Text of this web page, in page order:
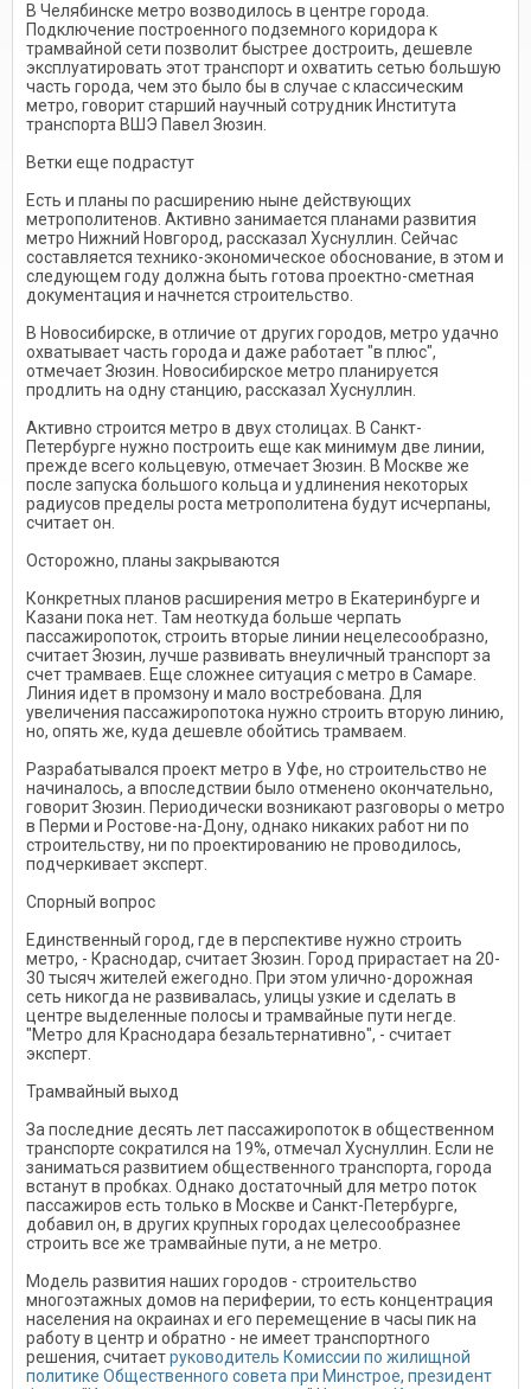
В Челябинске метро возводилось в центре города.
Подключение построенного подземного коридора к
трамвайной сети позволит быстрее достроить, дешевле
эксплуатировать этот транспорт и охватить сетью большую
часть города, чем это было бы в случае с классическим
метро, говорит старший научный сотрудник Института
транспорта ВШЭ Павел Зюзин.
Ветки еще подрастут
Есть и планы по расширению ныне действующих
метрополитенов. Активно занимается планами развития
метро Нижний Новгород, рассказал Хуснуллин. Сейчас
составляется технико-экономическое обоснование, в этом и
следующем году должна быть готова проектно-сметная
документация и начнется строительство.
В Новосибирске, в отличие от других городов, метро удачно
охватывает часть города и даже работает "в плюс",
отмечает Зюзин. Новосибирское метро планируется
продлить на одну станцию, рассказал Хуснуллин.
Активно строится метро в двух столицах. В Санкт-
Петербурге нужно построить еще как минимум две линии,
прежде всего кольцевую, отмечает Зюзин. В Москве же
после запуска большого кольца и удлинения некоторых
радиусов пределы роста метрополитена будут исчерпаны,
считает он.
Осторожно, планы закрываются
Конкретных планов расширения метро в Екатеринбурге и
Казани пока нет. Там неоткуда больше черпать
пассажиропоток, строить вторые линии нецелесообразно,
считает Зюзин, лучше развивать внеуличный транспорт за
счет трамваев. Еще сложнее ситуация с метро в Самаре.
Линия идет в промзону и мало востребована. Для
увеличения пассажиропотока нужно строить вторую линию,
но, опять же, куда дешевле обойтись трамваем.
Разрабатывался проект метро в Уфе, но строительство не
начиналось, а впоследствии было отменено окончательно,
говорит Зюзин. Периодически возникают разговоры о метро
в Перми и Ростове-на-Дону, однако никаких работ ни по
строительству, ни по проектированию не проводилось,
подчеркивает эксперт.
Спорный вопрос
Единственный город, где в перспективе нужно строить
метро, - Краснодар, считает Зюзин. Город прирастает на 20-
30 тысяч жителей ежегодно. При этом улично-дорожная
сеть никогда не развивалась, улицы узкие и сделать в
центре выделенные полосы и трамвайные пути негде.
"Метро для Краснодара безальтернативно", - считает
эксперт.
Трамвайный выход
За последние десять лет пассажиропоток в общественном
транспорте сократился на 19%, отмечал Хуснуллин. Если не
заниматься развитием общественного транспорта, города
встанут в пробках. Однако достаточный для метро поток
пассажиров есть только в Москве и Санкт-Петербурге,
добавил он, в других крупных городах целесообразнее
строить все же трамвайные пути, а не метро.
Модель развития наших городов - строительство
многоэтажных домов на периферии, то есть концентрация
населения на окраинах и его перемещение в часы пик на
работу в центр и обратно - не имеет транспортного
решения, считаетруководитель Комиссии по жилищной
политике Общественного совета при Минстрое, президент